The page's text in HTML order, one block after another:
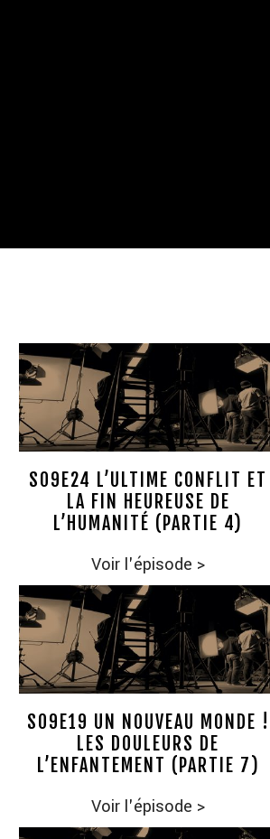
S09E24 L’ULTIME CONFLIT ET
LA FIN HEUREUSE DE
L’HUMANITÉ (PARTIE 4)
Voir l'épisode >
S09E19 UN NOUVEAU MONDE !
LES DOULEURS DE
L’ENFANTEMENT (PARTIE 7)
Voir l'épisode >